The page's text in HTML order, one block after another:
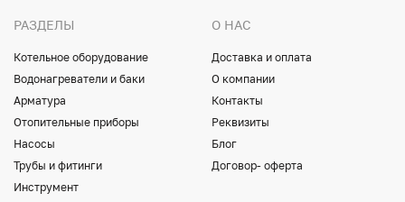
РАЗДЕЛЫ
Котельное оборудование
Водонагреватели и баки
Арматура
Отопительные приборы
Насосы
Трубы и фитинги
Инструмент
О НАС
Доставка и оплата
О компании
Контакты
Реквизиты
Блог
Договор- оферта